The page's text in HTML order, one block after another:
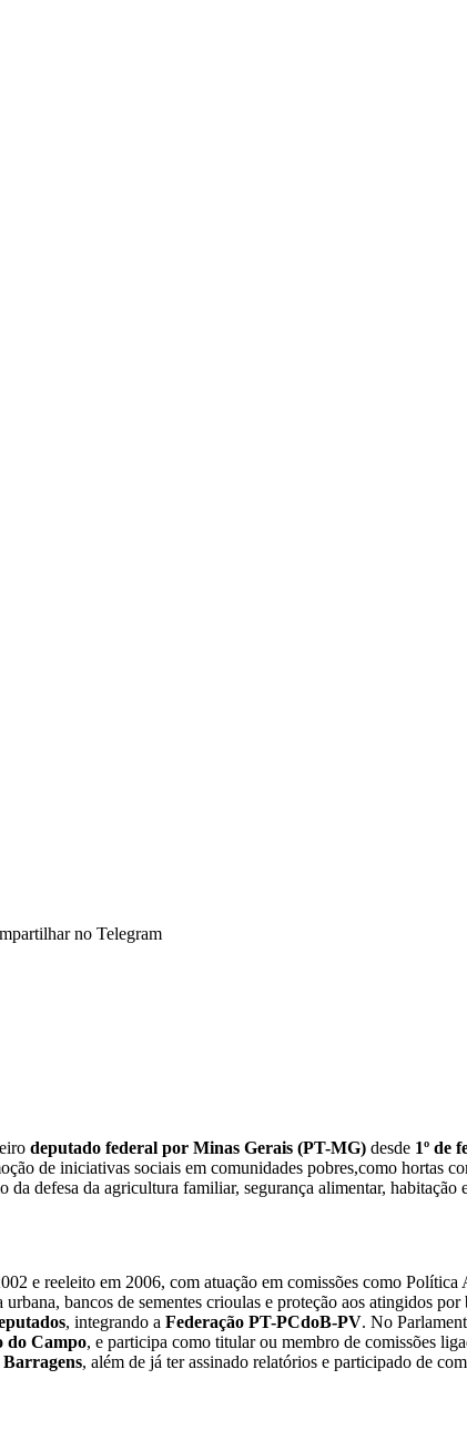
deputado federal por Minas Gerais (PT-MG) desde 1º de
de iniciativas sociais em comunidades pobres,como hortas
defesa da agricultura familiar, segurança alimentar, habitação
e reeleito em 2006, com atuação em comissões como
bancos de sementes crioulas e proteção aos atingidos por
, integrando a Federação PT-PCdoB-PV. No
do Campo, e participa como titular ou membro de comissões
, além de já ter assinado relatórios e participado de